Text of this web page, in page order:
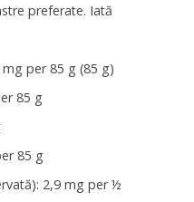
preferate. Iată
per 85 g (85 g)
85 g
85 g
2,9 mg per ½